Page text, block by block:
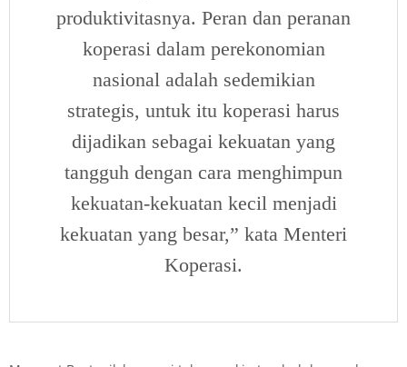
produktivitasnya. Peran dan peranan
koperasi dalam perekonomian
nasional adalah sedemikian
strategis, untuk itu koperasi harus
dijadikan sebagai kekuatan yang
tangguh dengan cara menghimpun
kekuatan-kekuatan kecil menjadi
kekuatan yang besar,” kata Menteri
Koperasi.